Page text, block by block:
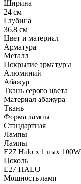
Ширина
24 см
Глубина
36.8 см
Цвет и материал
Арматура
Металл
Покрытие арматуры
Алюминий
Абажур
Ткань серого цвета
Материал абажура
Ткань
Форма лампы
Стандартная
Лампы
Лампы
E27 Halo x 1 max 100W
Цоколь
E27 HALO
Мощность ламп